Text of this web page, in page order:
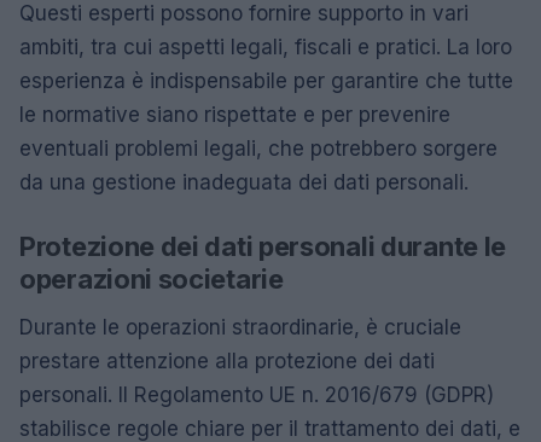
Questi esperti possono fornire supporto in vari
ambiti, tra cui aspetti legali, fiscali e pratici. La loro
esperienza è indispensabile per garantire che tutte
le normative siano rispettate e per prevenire
eventuali problemi legali, che potrebbero sorgere
da una gestione inadeguata dei dati personali.
Protezione dei dati personali durante le
operazioni societarie
Durante le operazioni straordinarie, è cruciale
prestare attenzione alla protezione dei dati
personali. Il Regolamento UE n. 2016/679 (GDPR)
stabilisce regole chiare per il trattamento dei dati, e